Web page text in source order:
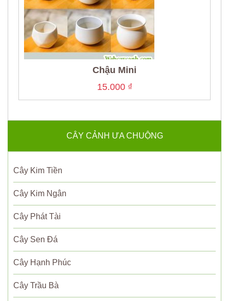
Chậu Mini
15.000 ₫
CÂY CẢNH ƯA CHUỘNG
Cây Kim Tiền
Cây Kim Ngân
Cây Phát Tài
Cây Sen Đá
Cây Hạnh Phúc
Cây Trầu Bà